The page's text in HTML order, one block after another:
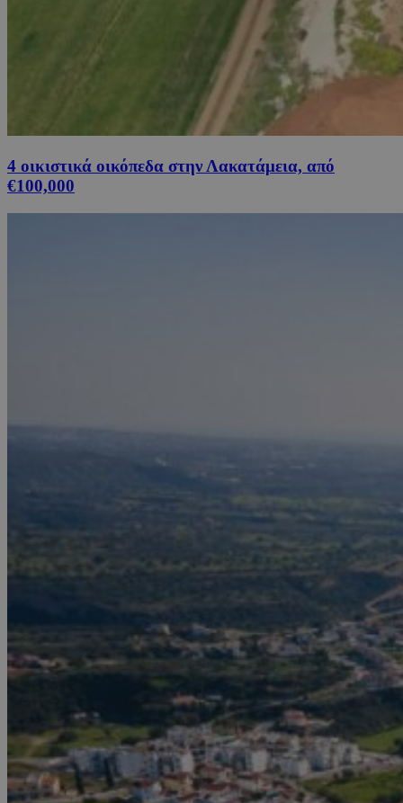
4 οικιστικά οικόπεδα στην Λακατάμεια, από
€100,000